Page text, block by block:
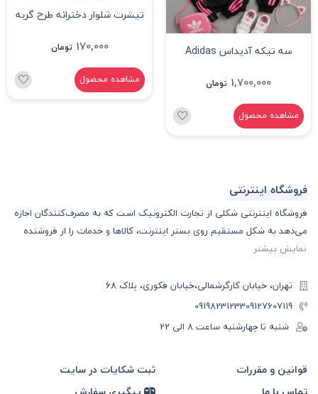
سه تیکه آدیداس Adidas
1,700,000 تومان
مشاهده محصول
تیشرت شلوار دخترانه طرح گربه
170,000 تومان
مشاهده محصول
فروشگاه اینترنتی
فروشگاه اینترنتی شکلی از تجارت الکترونیک است که به مصرف‌کنندگان اجازه
می‌دهد به شکل مستقیم روی بستر اینترنت، کالا‌ها و خدمات را از فروشنده
نمایش بیشتر
تهران، خیابان کارگرشمالی،خیابان فکوری، پلاک 68
09127607119
09198231233
شنبه تا چهارشنبه ساعت ۸ الی 22
قوانین و مقررات
ثبت شکایات در سایت